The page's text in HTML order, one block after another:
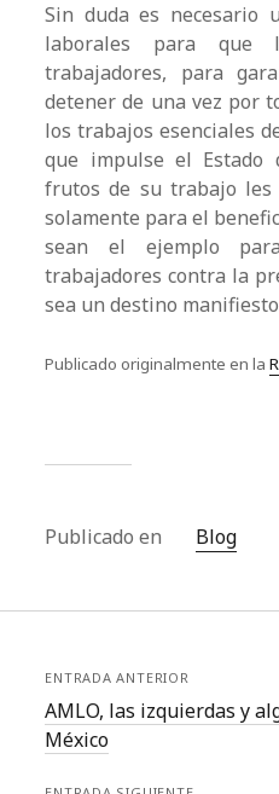
Sin duda es necesario
laborales para que
trabajadores, para
detener de una vez por
los trabajos esenciales
que impulse el
frutos de su trabajo les
solamente para el
sean el ejemplo
trabajadores contra la
sea un destino
Publicado originalmente en la
Publicado en Blog
ENTRADA ANTERIOR
AMLO, las izquierdas y
México